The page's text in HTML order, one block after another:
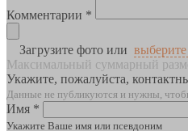
Комментарии *
Загрузите фото или
Максимальный суммарный
Укажите, пожалуйста,
Данные не публикуются и нужны,
Имя *
Укажите Ваше имя или псевдоним